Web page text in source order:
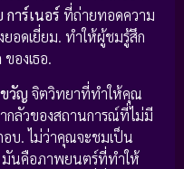
การ์เนอร์ ที่ถ่ายทอดความ
อดเยี่ยม. ทำให้ผู้ชมรู้สึก
ของเธอ.
วัญ จิตวิทยาที่ทำให้คุณ
กลัวของสถานการณ์ที่ไม่มี
บ. ไม่ว่าคุณจะชมเป็น
มันคือภาพยนตร์ที่ทำให้